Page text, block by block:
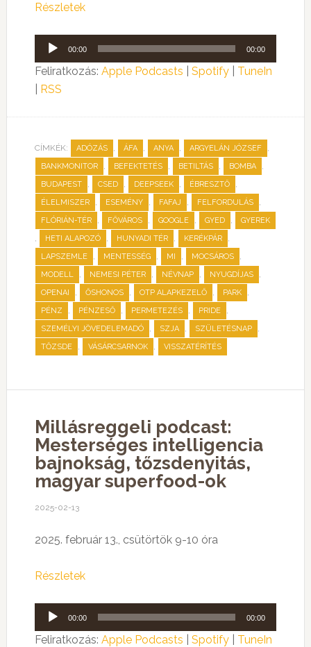
Részletek
Audió
lejátszó
00:00 00:00
Feliratkozás: Apple Podcasts Spotify| TuneIn
RSS
CÍMKÉK: ADÓZÁS , ÁFA , ANYA , ARGYELÁN JÓZSEF ,
BANKMONITOR , BEFEKTETÉS , BETILTÁS , BOMBA ,
BUDAPEST , CSED , DEEPSEEK , ÉBRESZTŐ ,
ÉLELMISZER , ESEMÉNY , FAFAJ , FELFORDULÁS ,
FLÓRIÁN-TÉR , FŐVÁROS , GOOGLE , GYED , GYEREK
, HETI ALAPOZÓ , HUNYADI TÉR , KERÉKPÁR ,
LAPSZEMLE , MENTESSÉG , MI , MOCSÁROS ,
MODELL , NEMESI PÉTER , NÉVNAP , NYUGDÍJAS ,
OPENAI , ŐSHONOS , OTP ALAPKEZELŐ , PARK ,
PÉNZ , PÉNZESŐ , PERMETEZÉS , PRIDE ,
SZEMÉLYI JÖVEDELEMADÓ , SZJA , SZÜLETÉSNAP ,
TŐZSDE , VÁSÁRCSARNOK , VISSZATÉRÍTÉS
Millásreggeli podcast:
Mesterséges intelligencia
bajnokság, tőzsdenyitás,
magyar superfood-ok
2025-02-13
2025. február 13., csütörtök 9-10 óra
Részletek
Audió
lejátszó
00:00 00:00
Feliratkozás: Apple Podcasts Spotify| TuneIn